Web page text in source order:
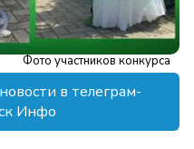
Фото участников конкурса
в телеграм-
Инфо